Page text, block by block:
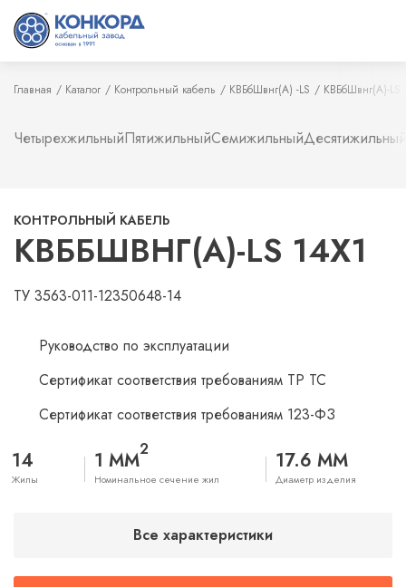
Главная Каталог Контрольный кабель КВБбШвнг(А) -LS КВБбШвнг(А)-LS
ЧетырехжильныйПятижильныйСемижильныйДесятижильный
КОНТРОЛЬНЫЙ КАБЕЛЬ
КВББШВНГ(А)-LS 14Х1
ТУ 3563-011-12350648-14
Руководство по эксплуатации
Сертификат соответствия требованиям ТР ТС
Сертификат соответствия требованиям 123-ФЗ
14
Жилы
1 ММ2
Номинальное сечение жил
17.6 ММ
Диаметр изделия
Все характеристики